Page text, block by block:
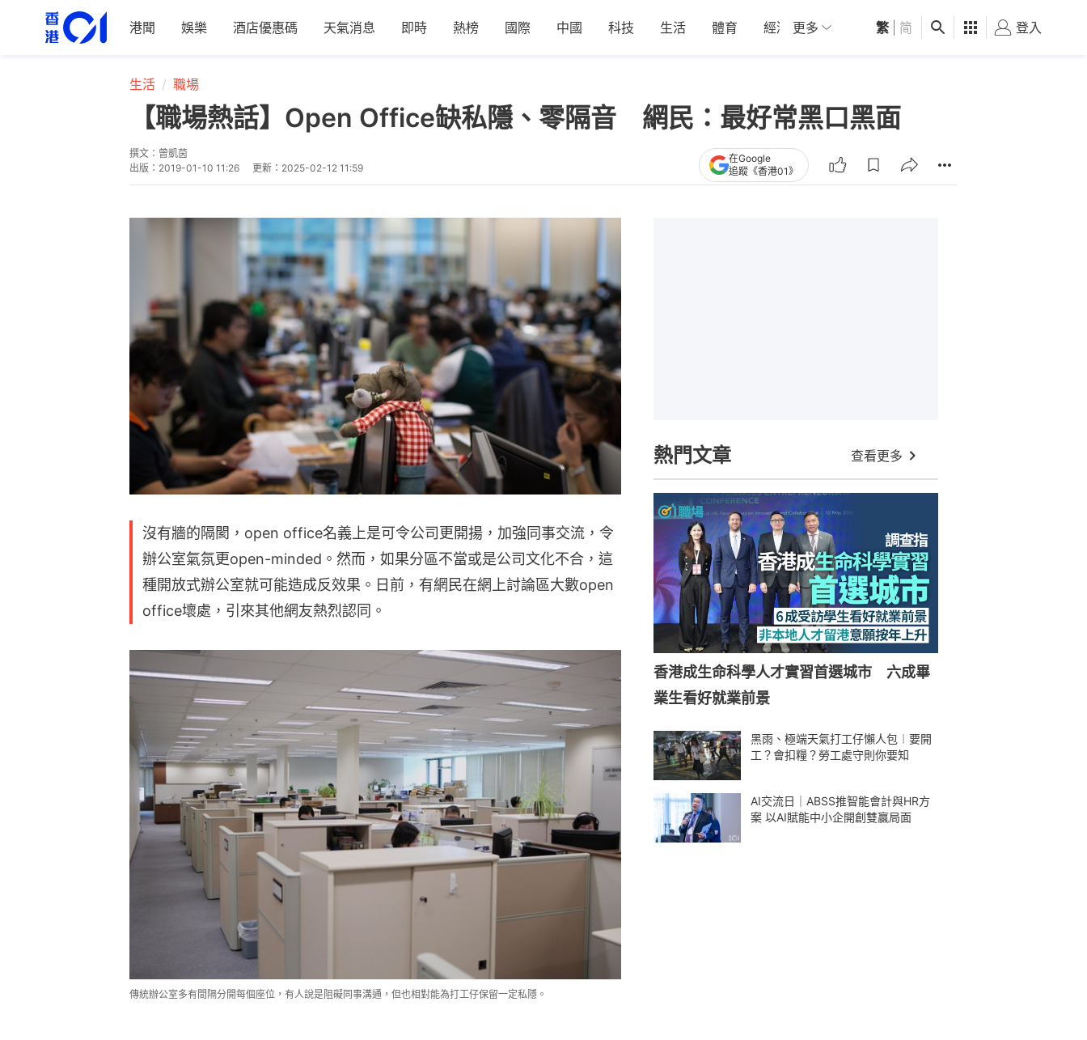
港聞 娛樂 酒店優惠碼 天氣消息 即時 熱榜 國際 中國 科技 生活 體育 經濟 01深圳 觀點 健康 好食玩飛
更多 繁 简 登入
生活 職場
【職場熱話】Open Office缺私隱、零隔音 網民：最好常黑口黑面
撰文： 曾凱茵
出版： 2019-01-10 11:26 更新： 2025-02-12 11:59
在Google
追蹤《香港01》
沒有牆的隔閡，open office名義上是可令公司更開揚，加強同事交流，令
辦公室氣氛更open-minded。然而，如果分區不當或是公司文化不合，這
種開放式辦公室就可能造成反效果。日前，有網民在網上討論區大數open
office壞處，引來其他網友熱烈認同。
傳統辦公室多有間隔分開每個座位，有人說是阻礙同事溝通，但也相對能為打工仔保留一定私隱。
熱門文章 查看更多
香港成生命科學人才實習首選城市 六成畢
業生看好就業前景
黑雨、極端天氣打工仔懶人包︱要開
工？會扣糧？勞工處守則你要知
AI交流日｜ABSS推智能會計與HR方
案 以AI賦能中小企開創雙贏局面